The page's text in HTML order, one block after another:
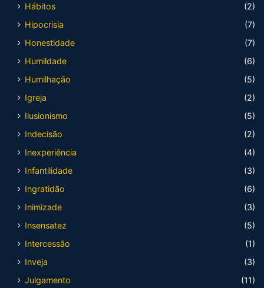
Hábitos
(2)
Hipocrisia
(7)
Honestidade
(7)
Humildade
(6)
Humilhação
(5)
Igreja
(2)
Ilusionismo
(5)
Indecisão
(2)
Inexperiência
(4)
Infantilidade
(3)
Ingratidão
(6)
Inimizade
(3)
Insensatez
(5)
Intercessão
(1)
Inveja
(3)
Julgamento
(11)